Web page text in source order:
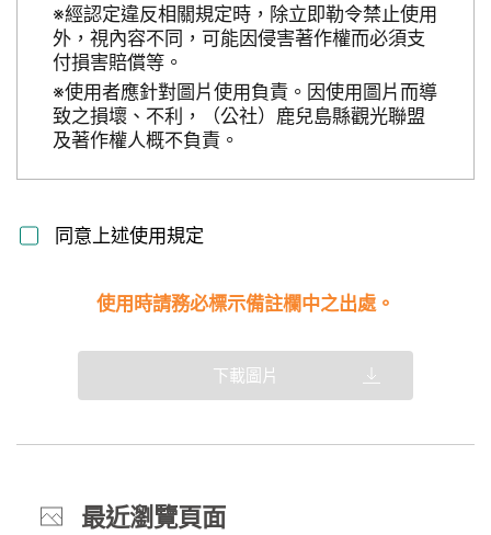
※經認定違反相關規定時，除立即勒令禁止使用
外，視內容不同，可能因侵害著作權而必須支
付損害賠償等。
※使用者應針對圖片使用負責。因使用圖片而導
致之損壞、不利，（公社）鹿兒島縣觀光聯盟
及著作權人概不負責。
同意上述使用規定
使用時請務必標示備註欄中之出處。
下載圖片
最近瀏覽頁面